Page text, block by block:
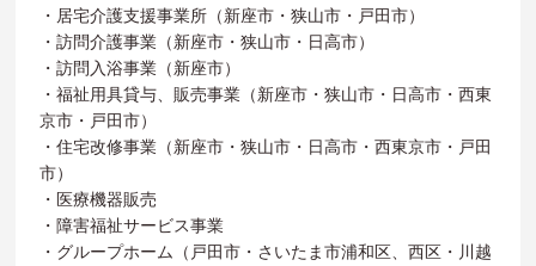
・居宅介護支援事業所（新座市・狭山市・戸田市）
・訪問介護事業（新座市・狭山市・日高市）
・訪問入浴事業（新座市）
・福祉用具貸与、販売事業（新座市・狭山市・日高市・西東
京市・戸田市）
・住宅改修事業（新座市・狭山市・日高市・西東京市・戸田
市）
・医療機器販売
・障害福祉サービス事業
・グループホーム（戸田市・さいたま市浦和区、西区・川越